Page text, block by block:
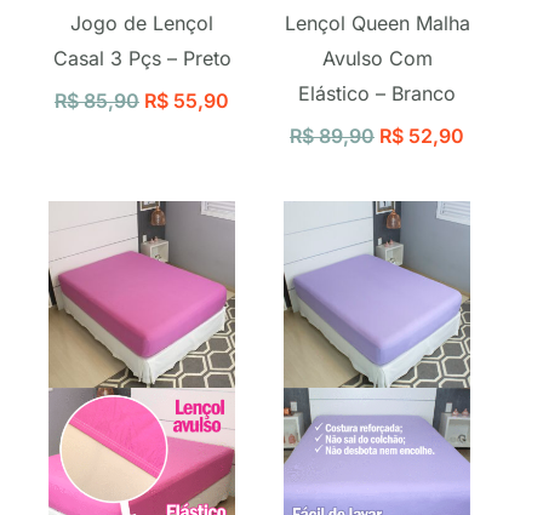
Jogo de Lençol
Casal 3 Pçs – Preto
R$85,90 R$ 55,90
Lençol Queen Malha
Avulso Com
Elástico – Branco
R$89,90 R$ 52,90
O
preço
original
R$ 89,90.
O
é:
R$ 52,90.
O
preço
original
R$ 67,90.
O
é:
R$